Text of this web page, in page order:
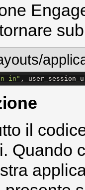
in " ,
il
Quando